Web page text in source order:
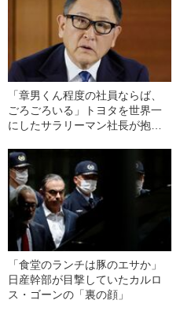
「章男くん程度の社員ならば、
ごろごろいる」トヨタを世界一
にしたサラリーマン社長が抱い
「食堂のランチは豚のエサか」
日産幹部が目撃していたカルロ
ス・ゴーンの「裏の顔」